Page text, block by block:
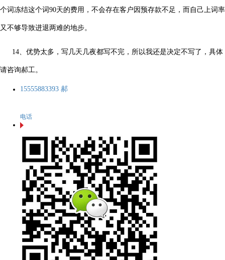
个词冻结这个词90天的费用，不会存在客户因预存款不足，而自己上词率
又不够导致进退两难的地步。
14、优势太多，写几天几夜都写不完，所以我还是决定不写了，具体
请咨询郝工。
15555883393 郝
电话